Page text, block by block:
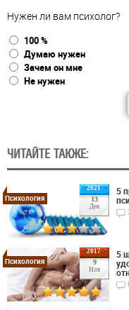
Нужен ли вам психолог?
100 %
Думаю нужен
Зачем он мне
Не нужен
ЧИТАЙТЕ ТАКЖЕ:
2021
13
Дек
Психология
5
2017
9
Ноя
Психология
5